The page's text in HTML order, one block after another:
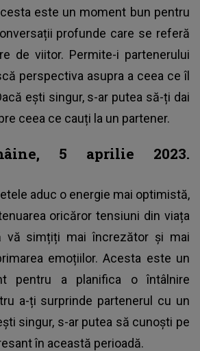
este un moment bun pentru
profunde care se referă
de viitor. Permite-i partenerului
perspectiva asupra a ceea ce îl
ești singur, s-ar putea să-ți dai
ceea ce cauți la un partener.
5 aprilie 2023.
aduc o energie mai optimistă,
oricăror tensiuni din viața
vă simțiți mai încrezător și mai
emoțiilor. Acesta este un
pentru a planifica o întâlnire
a-ți surprinde partenerul cu un
singur, s-ar putea să cunoști pe
în această perioadă.